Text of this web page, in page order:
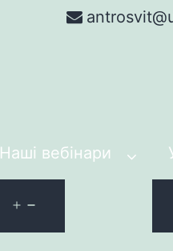
Наші вебінари